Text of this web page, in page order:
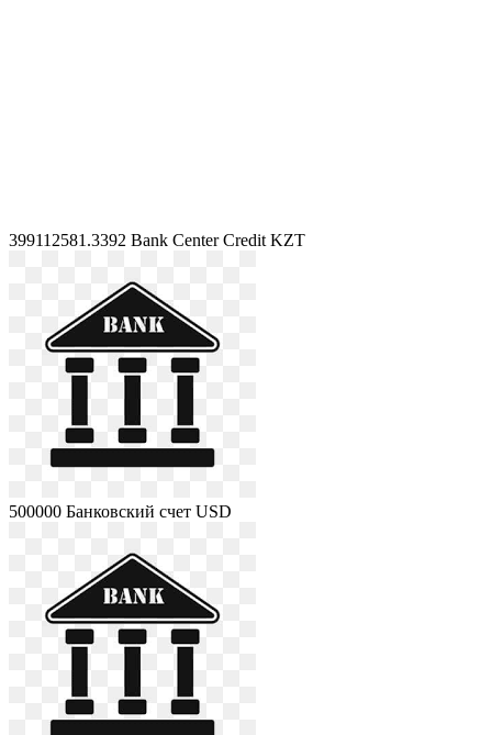
399112581.3392 Bank Center Credit KZT
500000 Банковский счет USD